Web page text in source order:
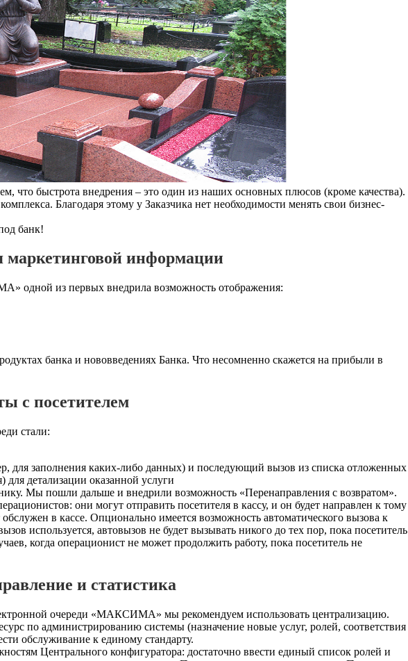
быстрота внедрения – это один из наших основных плюсов (кроме качества).
Благодаря этому у Заказчика нет необходимости менять свои бизнес-
банк!
маркетинговой информации
одной из первых внедрила возможность отображения:
банка и нововведениях Банка. Что несомненно скажется на прибыли в
с посетителем
стали:
для заполнения каких-либо данных) и последующий вызов из списка отложенных
детализации оказанной услуги
Мы пошли дальше и внедрили возможность «Перенаправления с возвратом».
они могут отправить посетителя в кассу, и он будет направлен к тому
обслужен в кассе. Опционально имеется возможность автоматического вызова к
используется, автовызов не будет вызывать никого до тех пор, пока посетитель
когда операционист не может продолжить работу, пока посетитель не
и статистика
очереди «МАКСИМА» мы рекомендуем использовать централизацию.
по администрированию системы (назначение новые услуг, ролей, соответствия
обслуживание к единому стандарту.
Центрального конфигуратора: достаточно ввести единый список ролей и